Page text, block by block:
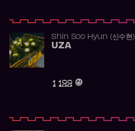
Shin Soo Hyun (신수현)
UZA
1 122